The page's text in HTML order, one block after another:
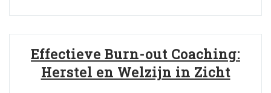
Effectieve Burn-out Coaching:
Herstel en Welzijn in Zicht